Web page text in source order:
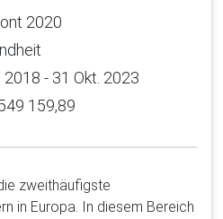
2020
2018 - 31 Okt. 2023
159,89
zweithäufigste
in Europa. In diesem Bereich